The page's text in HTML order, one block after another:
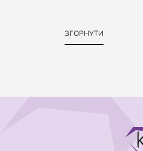
ЗГОРНУТИ